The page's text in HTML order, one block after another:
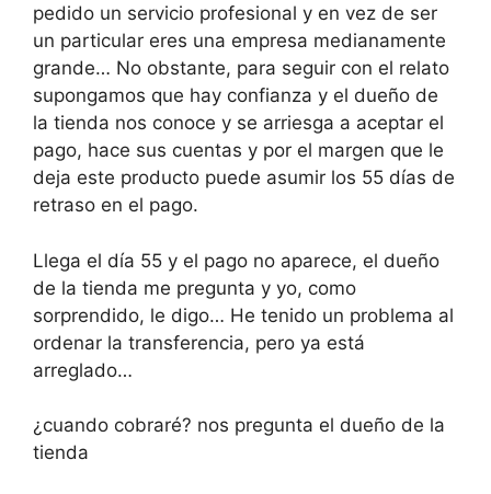
pedido un servicio profesional y en vez de ser
un particular eres una empresa medianamente
grande… No obstante, para seguir con el relato
supongamos que hay confianza y el dueño de
la tienda nos conoce y se arriesga a aceptar el
pago, hace sus cuentas y por el margen que le
deja este producto puede asumir los 55 días de
retraso en el pago.
Llega el día 55 y el pago no aparece, el dueño
de la tienda me pregunta y yo, como
sorprendido, le digo… He tenido un problema al
ordenar la transferencia, pero ya está
arreglado…
¿cuando cobraré? nos pregunta el dueño de la
tienda